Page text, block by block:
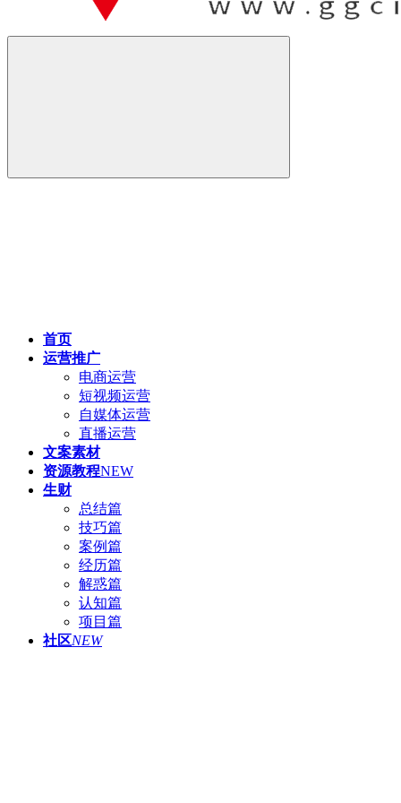
首页
运营推广
电商运营
短视频运营
自媒体运营
直播运营
文案素材
资源教程NEW
生财
总结篇
技巧篇
案例篇
经历篇
解惑篇
认知篇
项目篇
社区NEW